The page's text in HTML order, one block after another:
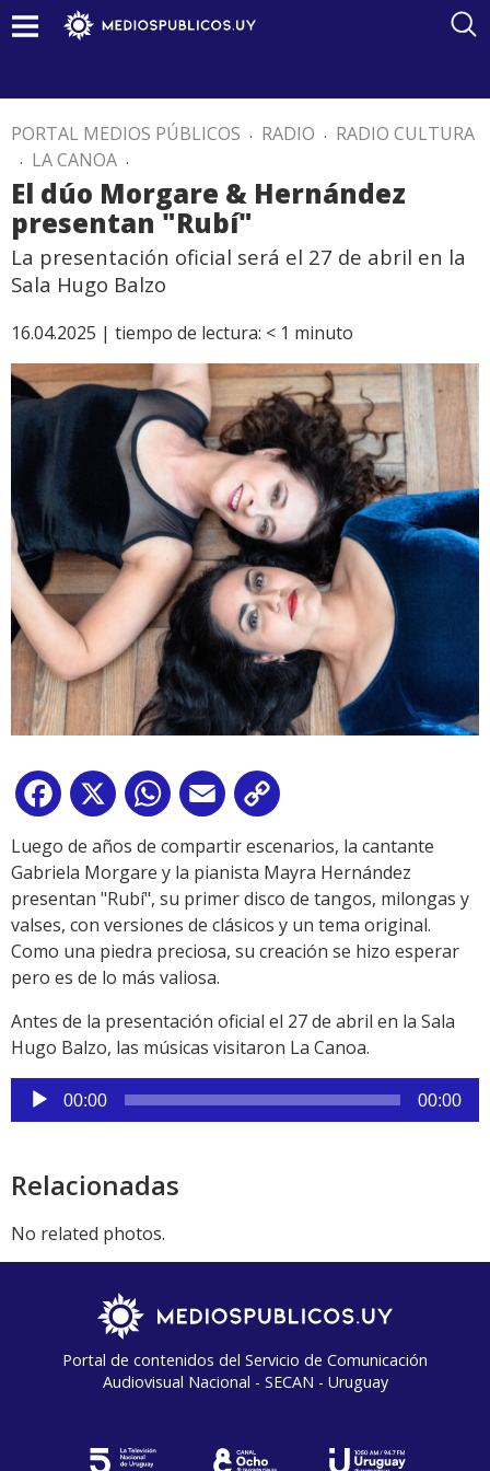
PORTAL MEDIOS PÚBLICOS . RADIO . RADIO CULTURA
. LA CANOA .
El dúo Morgare & Hernández
presentan "Rubí"
La presentación oficial será el 27 de abril en la
Sala Hugo Balzo
16.04.2025 | tiempo de lectura: < 1 minuto
Facebook
X WhatsApp
Email
Link
Luego de años de compartir escenarios, la cantante
Gabriela Morgare y la pianista Mayra Hernández
presentan "Rubí", su primer disco de tangos, milongas y
valses, con versiones de clásicos y un tema original.
Como una piedra preciosa, su creación se hizo esperar
pero es de lo más valiosa.
Antes de la presentación oficial el 27 de abril en la Sala
Hugo Balzo, las músicas visitaron La Canoa.
Reproductor
de
00:00 00:00
Relacionadas
No related photos.
Portal de contenidos del Servicio de Comunicación
Audiovisual Nacional - SECAN - Uruguay